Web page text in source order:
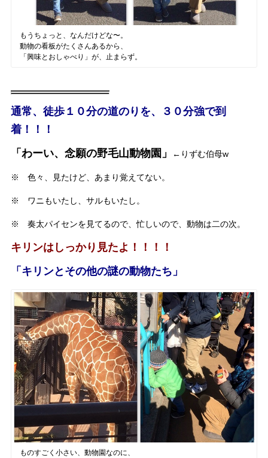
もうちょっと、なんだけどな〜。
動物の看板がたくさんあるから、
「興味とおしゃべり」が、止まらず。
通常、徒歩１０分の道のりを、３０分強で到
着！！！
「わーい、念願の野毛山動物園」
←りずむ伯母w
※ 色々、見たけど、あまり覚えてない。
※ ワニもいたし、サルもいたし。
※ 奏太パイセンを見てるので、忙しいので、動物は二の次。
キリンはしっかり見たよ！！！！
「キリンとその他の謎の動物たち」
ものすごく小さい、動物園なのに、